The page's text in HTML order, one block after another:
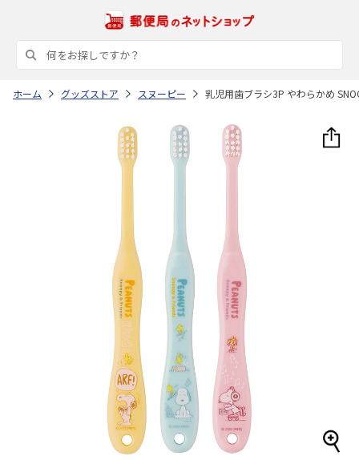
ホーム グッズストア スヌーピー 乳児用歯ブラシ3P やわらかめ